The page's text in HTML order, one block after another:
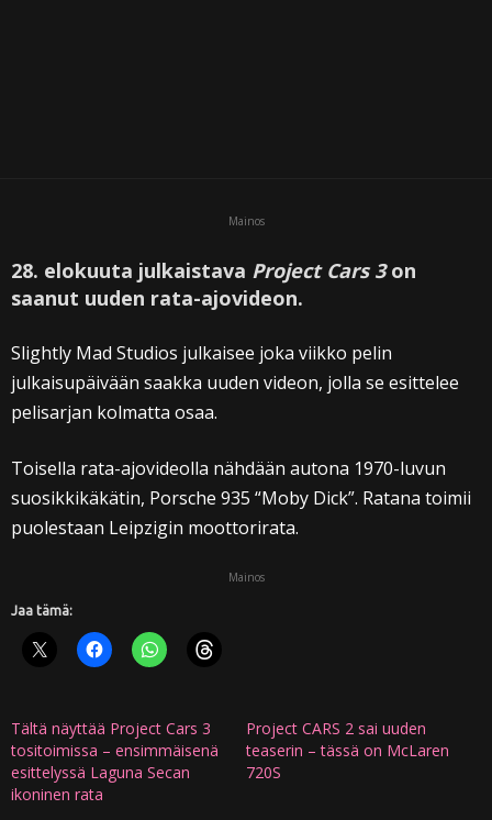
Mainos
28. elokuuta julkaistava Project Cars 3on
saanut uuden rata-ajovideon.
Slightly Mad Studios julkaisee joka viikko pelin
julkaisupäivään saakka uuden videon, jolla se esittelee
pelisarjan kolmatta osaa.
Toisella rata-ajovideolla nähdään autona 1970-luvun
suosikkikäkätin, Porsche 935 “Moby Dick”. Ratana toimii
puolestaan Leipzigin moottorirata.
Mainos
Jaa tämä:
Tältä näyttää Project Cars 3
tositoimissa – ensimmäisenä
esittelyssä Laguna Secan
ikoninen rata
Project CARS 2 sai uuden
teaserin – tässä on McLaren
720S